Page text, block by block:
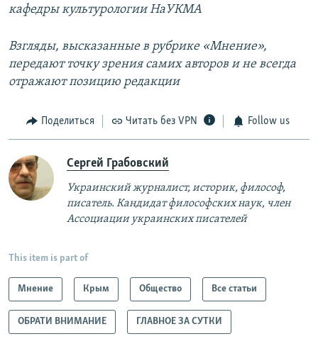
кафедры культурологии НаУКМА
Взгляды, высказанные в рубрике «Мнение»,
передают точку зрения самих авторов и не всегда
отражают позицию редакции
Поделиться Читать без VPN Follow us
Сергей Грабовский
Украинский журналист, историк, философ,
писатель. Кандидат философских наук, член
Ассоциации украинских писателей
This item is part of
Мнение Крым Общество Все статьи
ОБРАТИ ВНИМАНИЕ ГЛАВНОЕ ЗА СУТКИ